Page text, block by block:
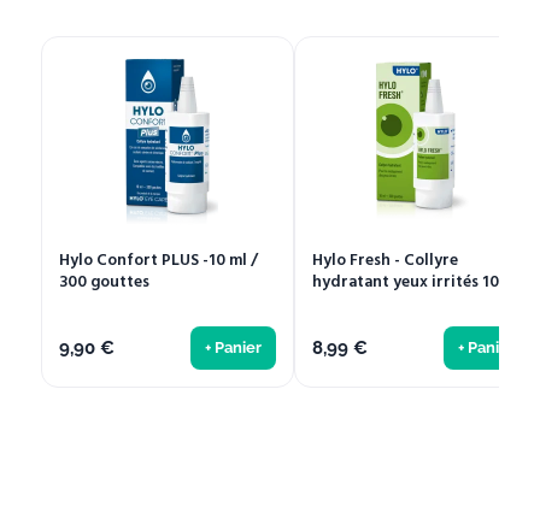
Hylo Confort PLUS -10 ml /
300 gouttes
9,90 € + Panier
Hylo Fresh - Collyre
hydratant yeux irrités 10ml
8,99 € + Panier